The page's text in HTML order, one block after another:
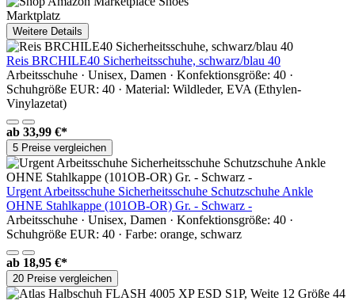
Marktplatz
Weitere Details
Reis BRCHILE40 Sicherheitsschuhe, schwarz/blau 40
Arbeitsschuhe · Unisex, Damen · Konfektionsgröße: 40 ·
Schuhgröße EUR: 40 · Material: Wildleder, EVA (Ethylen-
Vinylazetat)
ab 33,99 €*
5 Preise vergleichen
Urgent Arbeitsschuhe Sicherheitsschuhe Schutzschuhe Ankle
OHNE Stahlkappe (101OB-OR) Gr. - Schwarz -
Arbeitsschuhe · Unisex, Damen · Konfektionsgröße: 40 ·
Schuhgröße EUR: 40 · Farbe: orange, schwarz
ab 18,95 €*
20 Preise vergleichen